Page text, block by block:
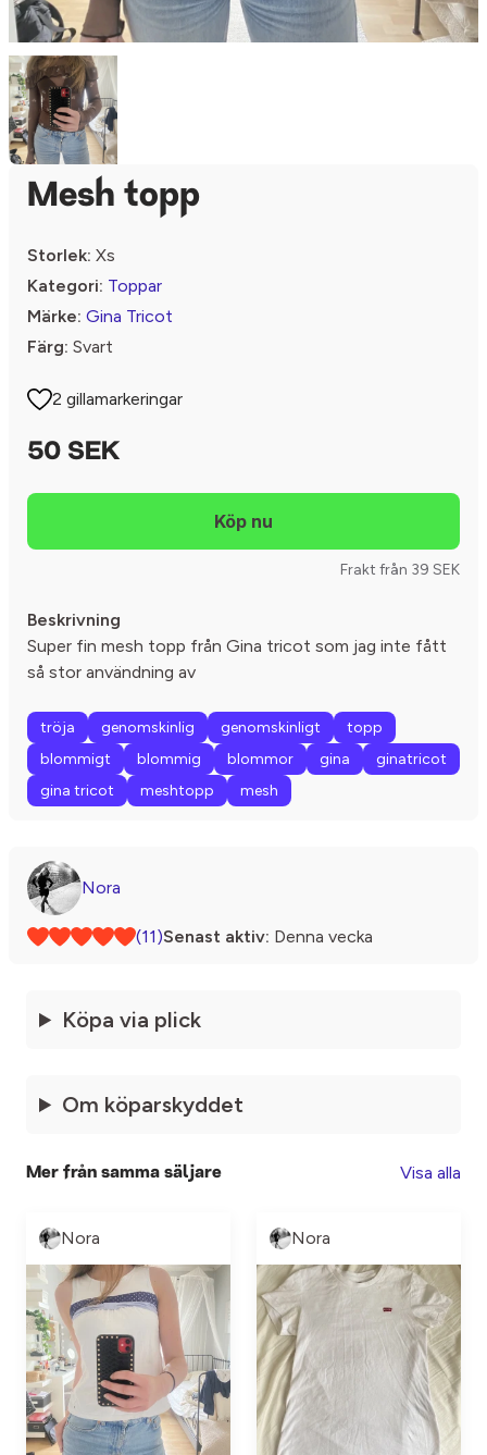
Mesh topp
Storlek: Xs
Kategori: Toppar
Märke: Gina Tricot
Färg: Svart
2 gillamarkeringar
50 SEK
Frakt från 39 SEK
Beskrivning
Super fin mesh topp från Gina tricot som jag inte fått
så stor användning av
tröja genomskinlig genomskinligt
topp
blommigt
blommig blommor gina
ginatricot
gina tricot
meshtopp mesh
Nora
(11)Senast aktiv: Denna vecka
Köpa via plick
Om köparskyddet
Mer från samma säljare Visa alla
Nora Nora